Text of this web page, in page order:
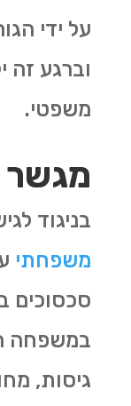
על ידי
וברגע
משפטי.
מגשר
בניגוד
משפחתי
סכסוכים
במשפחה
גיסות,